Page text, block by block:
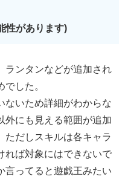
性があります)
ランタンなどが追加され
した。
ないため詳細がわからな
外にも見える範囲が追加
ただしスキルは各キャラ
れば対象にはできないで
言ってると遊戯王みたい